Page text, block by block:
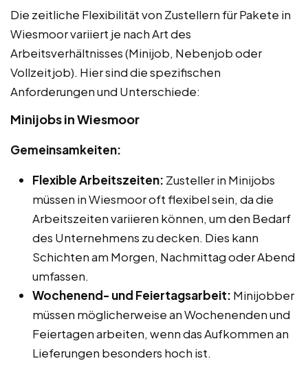
Die zeitliche Flexibilität von Zustellern für Pakete in
Wiesmoor variiert je nach Art des
Arbeitsverhältnisses (Minijob, Nebenjob oder
Vollzeitjob). Hier sind die spezifischen
Anforderungen und Unterschiede:
Minijobs in Wiesmoor
Gemeinsamkeiten:
Flexible Arbeitszeiten: Zusteller in Minijobs
müssen in Wiesmoor oft flexibel sein, da die
Arbeitszeiten variieren können, um den Bedarf
des Unternehmens zu decken. Dies kann
Schichten am Morgen, Nachmittag oder Abend
umfassen.
Wochenend- und Feiertagsarbeit: Minijobber
müssen möglicherweise an Wochenenden und
Feiertagen arbeiten, wenn das Aufkommen an
Lieferungen besonders hoch ist.